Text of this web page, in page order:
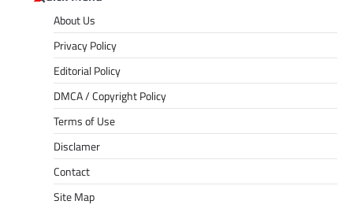
About Us
Privacy Policy
Editorial Policy
DMCA / Copyright Policy
Terms of Use
Disclamer
Contact
Site Map